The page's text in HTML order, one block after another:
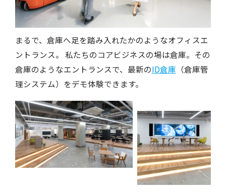
まるで、倉庫へ足を踏み入れたかのようなオフィスエ
ントランス。 私たちのコアビジネスの場は倉庫。その
倉庫のようなエントランスで、最新のID倉庫 （倉庫管
理システム）をデモ体験できます。